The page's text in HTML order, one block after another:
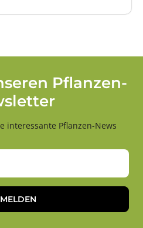
Pflanzen-
interessante Pflanzen-News